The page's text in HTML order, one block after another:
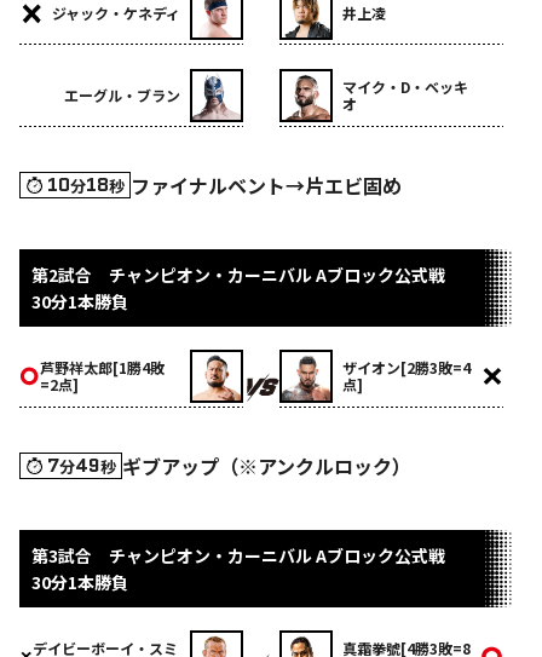
ジャック・ケネディ
エーグル・ブラン
井上凌
マイク・D・ベッキ
オ
10分18秒 ファイナルベント→片エビ固め
第2試合 チャンピオン・カーニバル Aブロック公式戦
30分1本勝負
芦野祥太郎[1勝4敗
=2点]
ザイオン[2勝3敗=4
点]
7分49秒 ギブアップ（※アンクルロック）
第3試合 チャンピオン・カーニバル Aブロック公式戦
30分1本勝負
デイビーボーイ・スミ
真霜拳號[4勝3敗=8